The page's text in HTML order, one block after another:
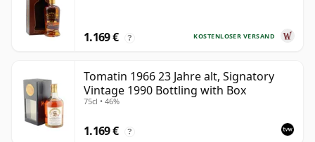
KOSTENLOSER VERSAND
1.169 € ?
Tomatin 1966 23 Jahre alt, Signatory
Vintage 1990 Bottling with Box
75cl • 46%
1.169 € ?